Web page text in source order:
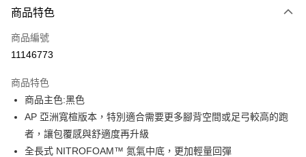
信用卡一次付款
LINE Pay
街口支付
悠遊付
Google Pay
商品特色
商品編號
11146773
商品特色
商品主色:黑色
AP 亞洲寬楦版本，特別適合需要更多腳背空間或足弓較高的跑
者，讓包覆感與舒適度再升級
全長式 NITROFOAM™ 氮氣中底，更加輕量回彈